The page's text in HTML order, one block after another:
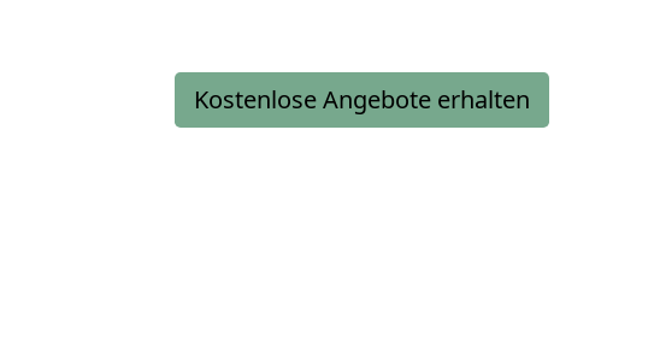
Kostenlose Angebote erhalten